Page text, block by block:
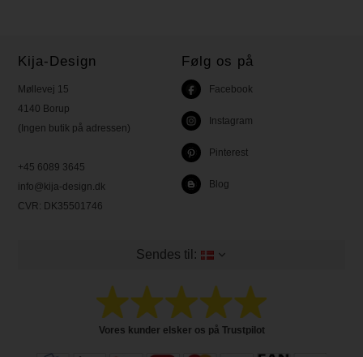
Kija-Design
Møllevej 15
4140 Borup
(Ingen butik på adressen)
+45 6089 3645
info@kija-design.dk
CVR: DK35501746
Følg os på
Facebook
Instagram
Pinterest
Blog
Sendes til:
Vores kunder elsker os på Trustpilot